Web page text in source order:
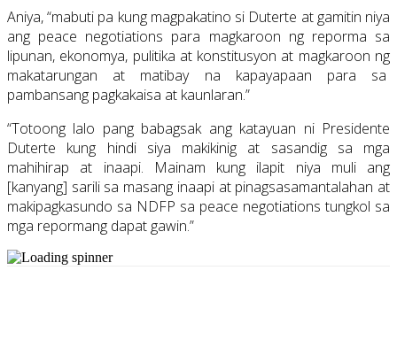
Aniya, “mabuti pa kung magpakatino si Duterte at gamitin niya
ang peace negotiations para magkaroon ng reporma sa
lipunan, ekonomya, pulitika at konstitusyon at magkaroon ng
makatarungan at matibay na kapayapaan para sa
pambansang pagkakaisa at kaunlaran.”
“Totoong lalo pang babagsak ang katayuan ni Presidente
Duterte kung hindi siya makikinig at sasandig sa mga
mahihirap at inaapi. Mainam kung ilapit niya muli ang
[kanyang] sarili sa masang inaapi at pinagsasamantalahan at
makipagkasundo sa NDFP sa peace negotiations tungkol sa
mga repormang dapat gawin.”